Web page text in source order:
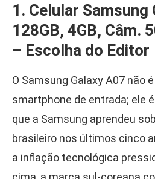
1. Celular Samsung
128GB, 4GB, Câm.
– Escolha do Editor
O Samsung Galaxy A07 não
smartphone de entrada; ele
que a Samsung aprendeu
brasileiro nos últimos cinco
a inflação tecnológica